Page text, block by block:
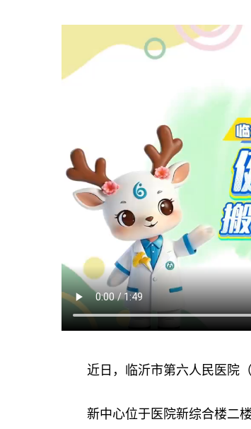
近日，临沂市第六人民医院（
新中心位于医院新综合楼二楼